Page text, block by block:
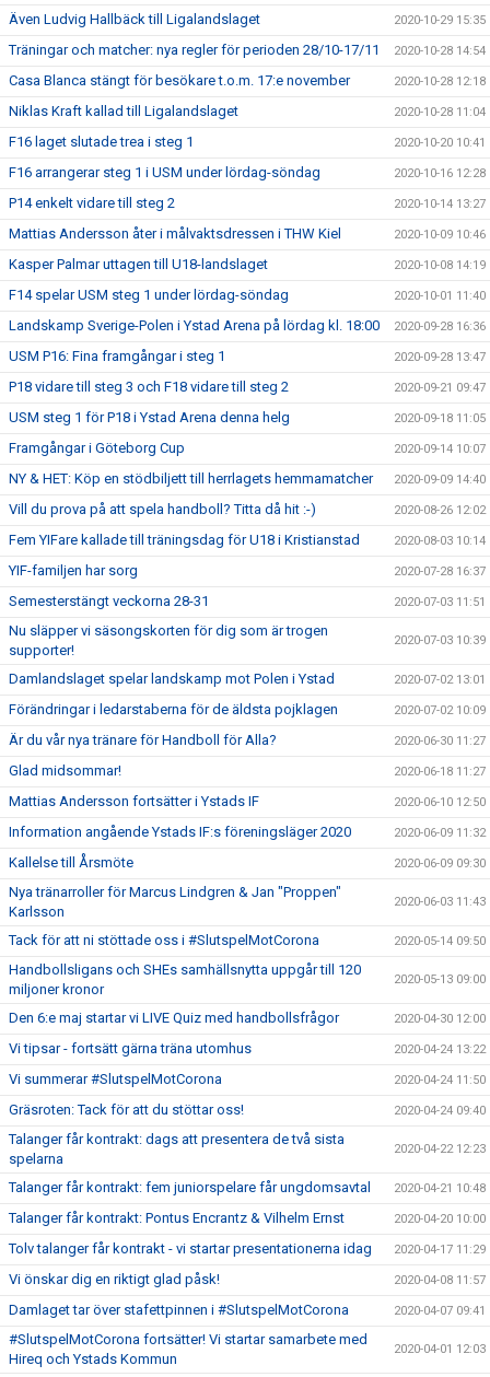
Även Ludvig Hallbäck till Ligalandslaget 2020-10-29 15:35
Träningar och matcher: nya regler för perioden 28/10-17/11 2020-10-28 14:54
Casa Blanca stängt för besökare t.o.m. 17:e november 2020-10-28 12:18
Niklas Kraft kallad till Ligalandslaget 2020-10-28 11:04
F16 laget slutade trea i steg 1 2020-10-20 10:41
F16 arrangerar steg 1 i USM under lördag-söndag 2020-10-16 12:28
P14 enkelt vidare till steg 2 2020-10-14 13:27
Mattias Andersson åter i målvaktsdressen i THW Kiel 2020-10-09 10:46
Kasper Palmar uttagen till U18-landslaget 2020-10-08 14:19
F14 spelar USM steg 1 under lördag-söndag 2020-10-01 11:40
Landskamp Sverige-Polen i Ystad Arena på lördag kl. 18:00 2020-09-28 16:36
USM P16: Fina framgångar i steg 1 2020-09-28 13:47
P18 vidare till steg 3 och F18 vidare till steg 2 2020-09-21 09:47
USM steg 1 för P18 i Ystad Arena denna helg 2020-09-18 11:05
Framgångar i Göteborg Cup 2020-09-14 10:07
NY & HET: Köp en stödbiljett till herrlagets hemmamatcher 2020-09-09 14:40
Vill du prova på att spela handboll? Titta då hit :-) 2020-08-26 12:02
Fem YIFare kallade till träningsdag för U18 i Kristianstad 2020-08-03 10:14
YIF-familjen har sorg 2020-07-28 16:37
Semesterstängt veckorna 28-31 2020-07-03 11:51
Nu släpper vi säsongskorten för dig som är trogen
supporter!
2020-07-03 10:39
Damlandslaget spelar landskamp mot Polen i Ystad 2020-07-02 13:01
Förändringar i ledarstaberna för de äldsta pojklagen 2020-07-02 10:09
Är du vår nya tränare för Handboll för Alla? 2020-06-30 11:27
Glad midsommar! 2020-06-18 11:27
Mattias Andersson fortsätter i Ystads IF 2020-06-10 12:50
Information angående Ystads IF:s föreningsläger 2020 2020-06-09 11:32
Kallelse till Årsmöte 2020-06-09 09:30
Nya tränarroller för Marcus Lindgren & Jan "Proppen"
Karlsson
2020-06-03 11:43
Tack för att ni stöttade oss i #SlutspelMotCorona 2020-05-14 09:50
Handbollsligans och SHEs samhällsnytta uppgår till 120
miljoner kronor
2020-05-13 09:00
Den 6:e maj startar vi LIVE Quiz med handbollsfrågor 2020-04-30 12:00
Vi tipsar - fortsätt gärna träna utomhus 2020-04-24 13:22
Vi summerar #SlutspelMotCorona 2020-04-24 11:50
Gräsroten: Tack för att du stöttar oss! 2020-04-24 09:40
Talanger får kontrakt: dags att presentera de två sista
spelarna
2020-04-22 12:23
Talanger får kontrakt: fem juniorspelare får ungdomsavtal 2020-04-21 10:48
Talanger får kontrakt: Pontus Encrantz & Vilhelm Ernst 2020-04-20 10:00
Tolv talanger får kontrakt - vi startar presentationerna idag 2020-04-17 11:29
Vi önskar dig en riktigt glad påsk! 2020-04-08 11:57
Damlaget tar över stafettpinnen i #SlutspelMotCorona 2020-04-07 09:41
#SlutspelMotCorona fortsätter! Vi startar samarbete med
Hireq och Ystads Kommun
2020-04-01 12:03